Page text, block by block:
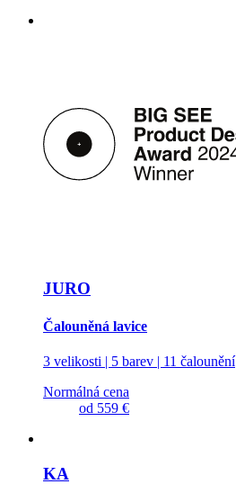
JURO
Čalouněná lavice
3 velikosti | 5 barev | 11 čalounění
Normálná cena
od 559 €
KA